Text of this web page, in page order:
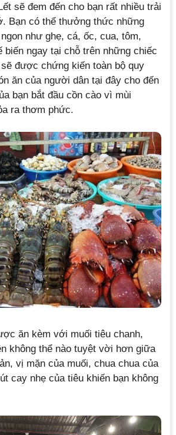
sẽ đem đến cho bạn rất nhiều trải
Bạn có thể thưởng thức những
như ghẹ, cá, ốc, cua, tôm,
ngay tại chỗ trên những chiếc
được chứng kiến toàn bộ quy
ăn của người dân tại đây cho đến
bạn bắt đầu cồn cào vì mùi
ra thơm phức.
ăn kèm với muối tiêu chanh,
không thể nào tuyệt vời hơn giữa
vị mặn của muối, chua chua của
cay nhẹ của tiêu khiến bạn không